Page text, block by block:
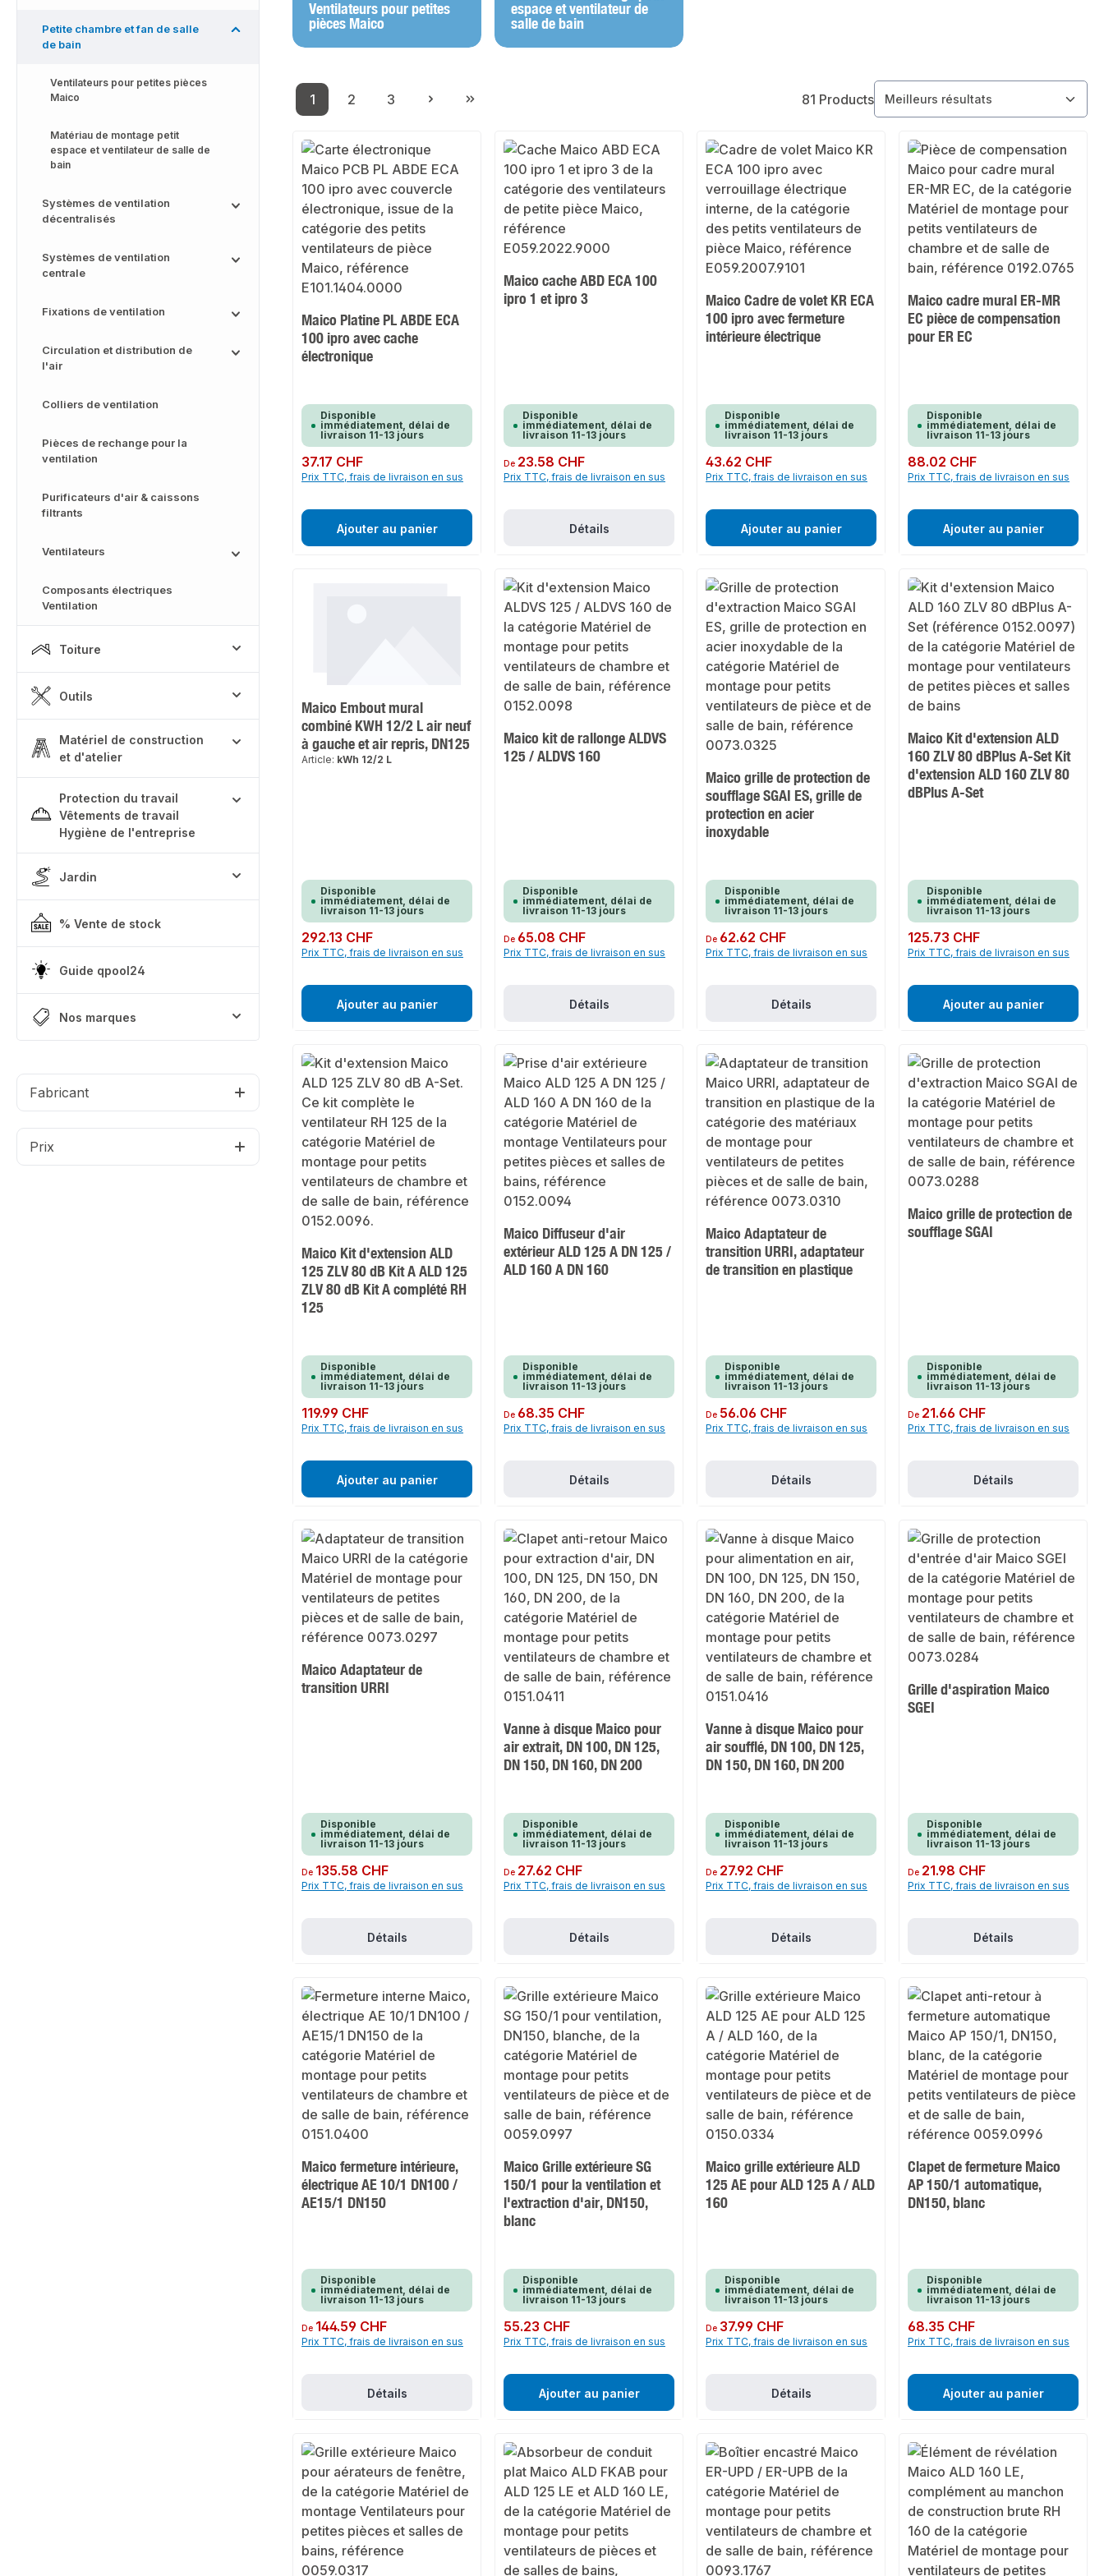
Petite chambre et fan de salle
de bain
Ventilateurs pour petites pièces
Maico
Matériau de montage petit
espace et ventilateur de salle de
bain
Systèmes de ventilation
décentralisés
Systèmes de ventilation
centrale
Fixations de ventilation
Circulation et distribution de
l'air
Colliers de ventilation
Pièces de rechange pour la
ventilation
Purificateurs d'air & caissons
filtrants
Ventilateurs
Composants électriques
Ventilation
Toiture
Outils
Matériel de construction
et d'atelier
Protection du travail
Vêtements de travail
Hygiène de l'entreprise
Jardin
% Vente de stock
Guide qpool24
Nos marques
Fabricant
Prix
Ventilateurs pour petites
pièces Maico
espace et ventilateur de
salle de bain
Page
1
Page
2
Page
3 81 Products
Maico Platine PL ABDE ECA
100 ipro avec cache
électronique
Disponible
immédiatement, délai de
livraison 11-13 jours
Prix régulier :
37.17 CHF
Prix TTC, frais de livraison en sus
Ajouter au panier
Maico cache ABD ECA 100
ipro 1 et ipro 3
Disponible
immédiatement, délai de
livraison 11-13 jours
Prix régulier :
De 23.58 CHF
Prix TTC, frais de livraison en sus
Détails
Maico Cadre de volet KR ECA
100 ipro avec fermeture
intérieure électrique
Disponible
immédiatement, délai de
livraison 11-13 jours
Prix régulier :
43.62 CHF
Prix TTC, frais de livraison en sus
Ajouter au panier
Maico cadre mural ER-MR
EC pièce de compensation
pour ER EC
Disponible
immédiatement, délai de
livraison 11-13 jours
Prix régulier :
88.02 CHF
Prix TTC, frais de livraison en sus
Ajouter au panier
Maico Embout mural
combiné KWH 12/2 L air neuf
à gauche et air repris, DN125
Article: kWh 12/2 L
Disponible
immédiatement, délai de
livraison 11-13 jours
Prix régulier :
292.13 CHF
Prix TTC, frais de livraison en sus
Ajouter au panier
Maico kit de rallonge ALDVS
125 / ALDVS 160
Disponible
immédiatement, délai de
livraison 11-13 jours
Prix régulier :
De 65.08 CHF
Prix TTC, frais de livraison en sus
Détails
Maico grille de protection de
soufflage SGAI ES, grille de
protection en acier
inoxydable
Disponible
immédiatement, délai de
livraison 11-13 jours
Prix régulier :
De 62.62 CHF
Prix TTC, frais de livraison en sus
Détails
Maico Kit d'extension ALD
160 ZLV 80 dBPlus A-Set Kit
d'extension ALD 160 ZLV 80
dBPlus A-Set
Disponible
immédiatement, délai de
livraison 11-13 jours
Prix régulier :
125.73 CHF
Prix TTC, frais de livraison en sus
Ajouter au panier
Maico Kit d'extension ALD
125 ZLV 80 dB Kit A ALD 125
ZLV 80 dB Kit A complété RH
125
Disponible
immédiatement, délai de
livraison 11-13 jours
Prix régulier :
119.99 CHF
Prix TTC, frais de livraison en sus
Ajouter au panier
Maico Diffuseur d'air
extérieur ALD 125 A DN 125 /
ALD 160 A DN 160
Disponible
immédiatement, délai de
livraison 11-13 jours
Prix régulier :
De 68.35 CHF
Prix TTC, frais de livraison en sus
Détails
Maico Adaptateur de
transition URRI, adaptateur
de transition en plastique
Disponible
immédiatement, délai de
livraison 11-13 jours
Prix régulier :
De 56.06 CHF
Prix TTC, frais de livraison en sus
Détails
Maico grille de protection de
soufflage SGAI
Disponible
immédiatement, délai de
livraison 11-13 jours
Prix régulier :
De 21.66 CHF
Prix TTC, frais de livraison en sus
Détails
Maico Adaptateur de
transition URRI
Disponible
immédiatement, délai de
livraison 11-13 jours
Prix régulier :
De 135.58 CHF
Prix TTC, frais de livraison en sus
Détails
Vanne à disque Maico pour
air extrait, DN 100, DN 125,
DN 150, DN 160, DN 200
Disponible
immédiatement, délai de
livraison 11-13 jours
Prix régulier :
De 27.62 CHF
Prix TTC, frais de livraison en sus
Détails
Vanne à disque Maico pour
air soufflé, DN 100, DN 125,
DN 150, DN 160, DN 200
Disponible
immédiatement, délai de
livraison 11-13 jours
Prix régulier :
De 27.92 CHF
Prix TTC, frais de livraison en sus
Détails
Grille d'aspiration Maico
SGEI
Disponible
immédiatement, délai de
livraison 11-13 jours
Prix régulier :
De 21.98 CHF
Prix TTC, frais de livraison en sus
Détails
Maico fermeture intérieure,
électrique AE 10/1 DN100 /
AE15/1 DN150
Disponible
immédiatement, délai de
livraison 11-13 jours
Prix régulier :
De 144.59 CHF
Prix TTC, frais de livraison en sus
Détails
Maico Grille extérieure SG
150/1 pour la ventilation et
l'extraction d'air, DN150,
blanc
Disponible
immédiatement, délai de
livraison 11-13 jours
Prix régulier :
55.23 CHF
Prix TTC, frais de livraison en sus
Ajouter au panier
Maico grille extérieure ALD
125 AE pour ALD 125 A / ALD
160
Disponible
immédiatement, délai de
livraison 11-13 jours
Prix régulier :
De 37.99 CHF
Prix TTC, frais de livraison en sus
Détails
Clapet de fermeture Maico
AP 150/1 automatique,
DN150, blanc
Disponible
immédiatement, délai de
livraison 11-13 jours
Prix régulier :
68.35 CHF
Prix TTC, frais de livraison en sus
Ajouter au panier